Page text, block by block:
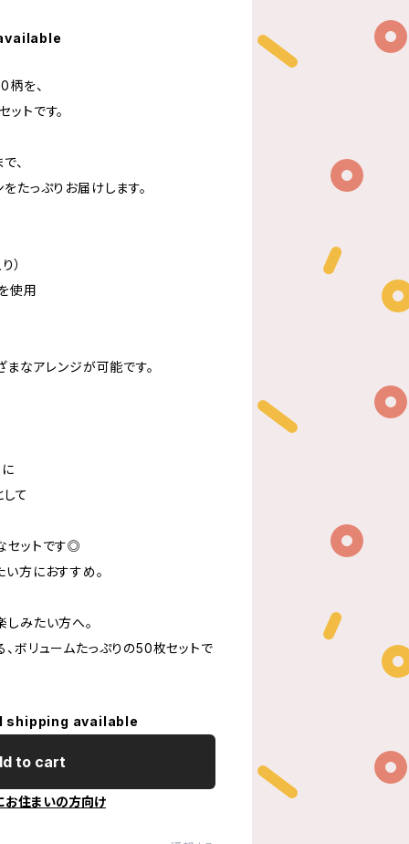
柄を、
トです。
、
たっぷりお届けします。
）
使用
まなアレンジが可能です。
て
セットです◎
方におすすめ。
みたい方へ。
ボリュームたっぷりの50枚セットで
shipping available
to cart
お住まいの方向け